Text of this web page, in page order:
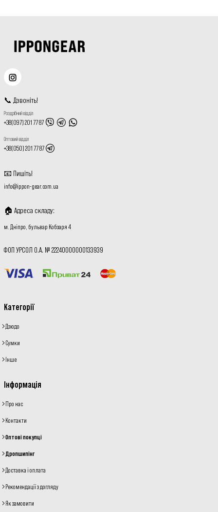
📞 Дзвоніть!
Роздрібний відділ
+38(097) 201 77 87
Оптовий відділ
+38(050) 201 77 87
📧 Пишіть!
info@ippon-gear.com.ua
🏠 Адреса складу:
м. Дніпро, бульвар Кобзаря 4
ФОП УРСОЛ О.А. № 22240000000133939
Категорії
Дзюдо
Сумки
Інше
Інформація
Про нас
Контакти
Оптові покупці
Дропшипінг
Доставка і оплата
Рекомендації з догляду
Як замовити